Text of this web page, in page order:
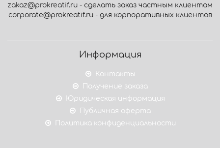
zakaz@prokreatif.ru - сделать заказ частным клиентам
corporate@prokreatif.ru - для корпоративных клиентов
Информация
Контакты
Получение заказа
Юридическая информация
Публичная оферта
Политика конфиденциальности